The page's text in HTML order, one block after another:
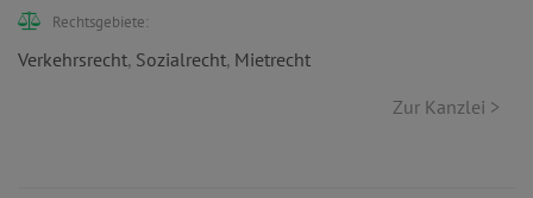
Rechtsgebiete:
Verkehrsrecht, Sozialrecht, Mietrecht
Zur Kanzlei >